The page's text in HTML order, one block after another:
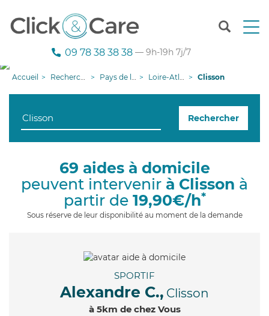
T
n
g
09 78 38 38 38 — 9h-19h 7j/7
Accueil Recherche aide à domicile Pays de la Loire Loire-Atlantique Clisson
Rechercher
69 aides à domicile
peuvent intervenir à Clisson à
partir de 19,90€/h*
Sous réserve de leur disponibilité au moment de la demande
SPORTIF
Alexandre C., Clisson
à 5km de chez Vous